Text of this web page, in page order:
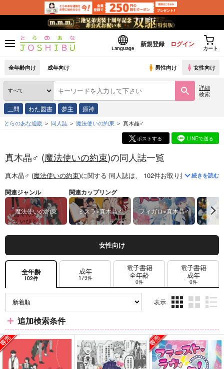
Language
新規登録 ログイン
カート
全年齢向け 成年向け 男性向け 女性向け
詳細
検索
三間 わた図書 夢主 原神
とらのあな通販 同人誌 魔法使いの約束 真木晶♂
ポストする LINEで送る
真木晶♂ (魔法使いの約束)の同人誌一覧
真木晶♂ (魔法使いの約束)に関する 同人誌は、 102件お取り扱いがござい
続きを読む
関連ジャンル
魔法使いの約束
関連カップリング
ミスラ×真木晶♂ フィガロ×真木晶♂ ネロ
女性向け
全年齢
102件
成年
179件
電子書籍
全年齢
0件
電子書籍
成年
0件
表示
ム
表
示
ム
表
示
ム
表
示
追加検索条件